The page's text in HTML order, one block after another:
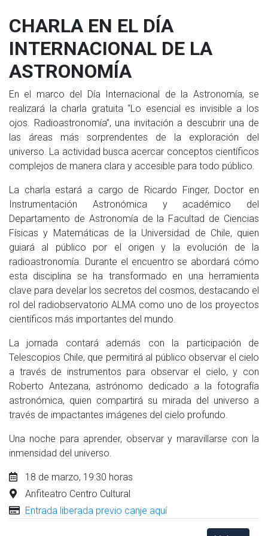
CHARLA EN EL DÍA
INTERNACIONAL DE LA
ASTRONOMÍA
En el marco del Día Internacional de la Astronomía, se
realizará la charla gratuita “Lo esencial es invisible a los
ojos. Radioastronomía”, una invitación a descubrir una de
las áreas más sorprendentes de la exploración del
universo. La actividad busca acercar conceptos científicos
complejos de manera clara y accesible para todo público.
La charla estará a cargo de Ricardo Finger, Doctor en
Instrumentación Astronómica y académico del
Departamento de Astronomía de la Facultad de Ciencias
Físicas y Matemáticas de la Universidad de Chile, quien
guiará al público por el origen y la evolución de la
radioastronomía. Durante el encuentro se abordará cómo
esta disciplina se ha transformado en una herramienta
clave para develar los secretos del cosmos, destacando el
rol del radiobservatorio ALMA como uno de los proyectos
científicos más importantes del mundo.
La jornada contará además con la participación de
Telescopios Chile, que permitirá al público observar el cielo
a través de instrumentos para observar el cielo, y con
Roberto Antezana, astrónomo dedicado a la fotografía
astronómica, quien compartirá su mirada del universo a
través de impactantes imágenes del cielo profundo.
Una noche para aprender, observar y maravillarse con la
inmensidad del universo.
18 de marzo, 19:30 horas
Anfiteatro Centro Cultural
Entrada liberada previo canje aquí